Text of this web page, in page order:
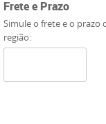
Frete e Prazo
Simule o frete e o prazo
região: